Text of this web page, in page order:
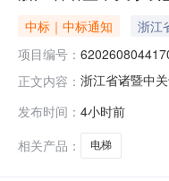
中标｜中标通知 浙江
项目编号：
正文内容： 浙江省诸暨中
0413:50-2026-
发布时间： 4小时前
相关产品：
电梯